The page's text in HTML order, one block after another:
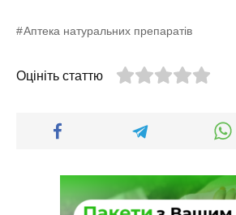
Аптека натуральних препаратів
Оцініть статтю